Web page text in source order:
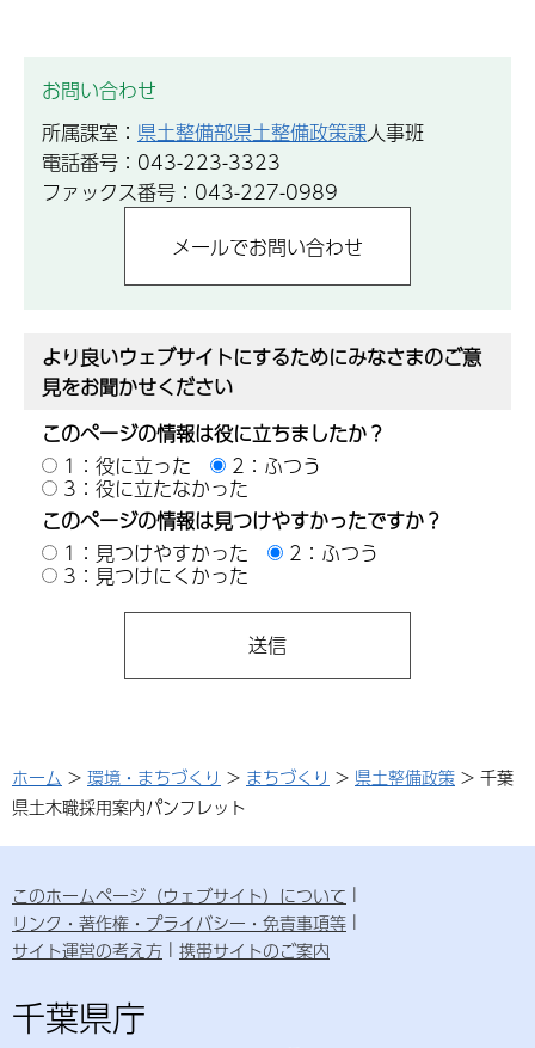
お問い合わせ
所属課室： 県土整備部県土整備政策課人事班
電話番号：043-223-3323
ファックス番号：043-227-0989
より良いウェブサイトにするためにみなさまのご意
見をお聞かせください
このページの情報は役に立ちましたか？
1：役に立った
2：ふつう
3：役に立たなかった
このページの情報は見つけやすかったですか？
1：見つけやすかった
2：ふつう
3：見つけにくかった
ホーム > 環境・まちづくり > まちづくり > 県土整備政策 > 千葉
県土木職採用案内パンフレット
このホームページ（ウェブサイト）について
リンク・著作権・プライバシー・免責事項等
サイト運営の考え方
携帯サイトのご案内
千葉県庁